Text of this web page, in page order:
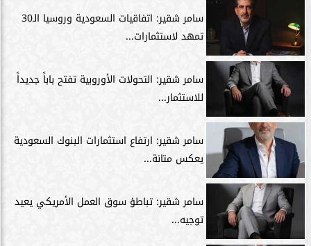
سامر شقير: اتفاقيات السعودية وروسيا الـ30
تمهد لاستثمارات...
سامر شقير: التحولات الأوروبية تفتح باباً جديداً
للاستثمار...
سامر شقير: ارتفاع استثمارات البنوك السعودية
يعكس متانة...
سامر شقير: تباطؤ سوق العمل الأمريكي يعيد
توجيه...